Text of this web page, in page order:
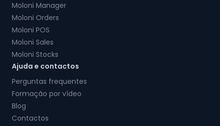
Moloni Manager
Moloni Orders
Moloni POS
Moloni Sales
Moloni Stocks
Ajuda e contactos
Perguntas frequentes
Formação por vídeo
Blog
Contactos